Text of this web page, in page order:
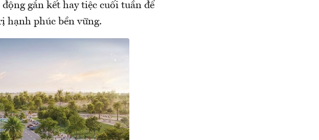
gắn kết hay tiệc cuối tuần để
hạnh phúc bền vững.